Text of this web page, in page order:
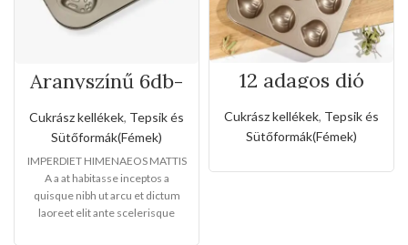
Aranyszínű 6db-
os nyuszi formájú
tepsi
Cukrász kellékek, Tepsik és
Sütőformák(Fémek)
IMPERDIET HIMENAEOS MATTIS
A a at habitasse inceptos a
quisque nibh ut arcu et dictum
laoreet elit ante scelerisque
12 adagos dió
formájú tepsi
Cukrász kellékek, Tepsik és
Sütőformák(Fémek)